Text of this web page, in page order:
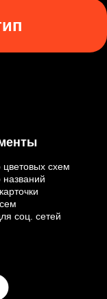
цветовых схем
названий
соц. сетей